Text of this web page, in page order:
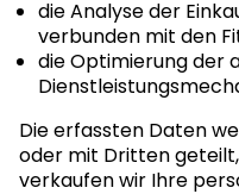
die Analyse der
verbunden mit den
die Optimierung der
Die erfassten Daten
oder mit Dritten
verkaufen wir Ihre